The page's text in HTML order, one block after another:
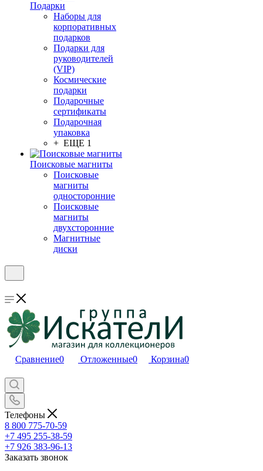
Подарки
Наборы для
корпоративных
подарков
Подарки для
руководителей
(VIP)
Космические
подарки
Подарочные
сертификаты
Подарочная
упаковка
+ ЕЩЕ 1
Поисковые магниты
Поисковые
магниты
односторонние
Поисковые
магниты
двухсторонние
Магнитные
диски
Сравнение0 Отложенные0 Корзина0
Телефоны
8 800 775-70-59
+7 495 255-38-59
+7 926 383-96-13
Заказать звонок